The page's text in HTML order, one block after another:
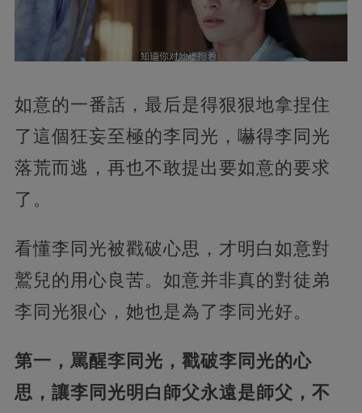
如意的一番話，最后是得狠狠地拿捏住
了這個狂妄至極的李同光，嚇得李同光
落荒而逃，再也不敢提出要如意的要求
了。
看懂李同光被戳破心思，才明白如意對
鷲兒的用心良苦。如意并非真的對徒弟
李同光狠心，她也是為了李同光好。
第一，罵醒李同光，戳破李同光的心
思，讓李同光明白師父永遠是師父，不